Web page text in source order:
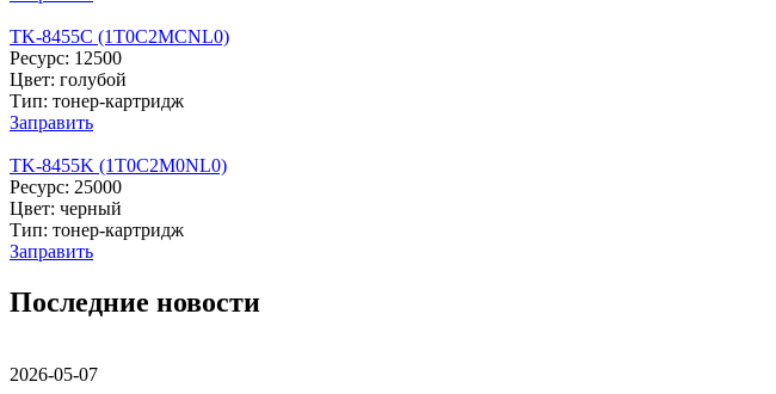
TK-8455C (1T0C2MCNL0)
Ресурс: 12500
Цвет: голубой
Тип: тонер-картридж
Заправить
TK-8455K (1T0C2M0NL0)
Ресурс: 25000
Цвет: черный
Тип: тонер-картридж
Заправить
Последние новости
2026-05-07